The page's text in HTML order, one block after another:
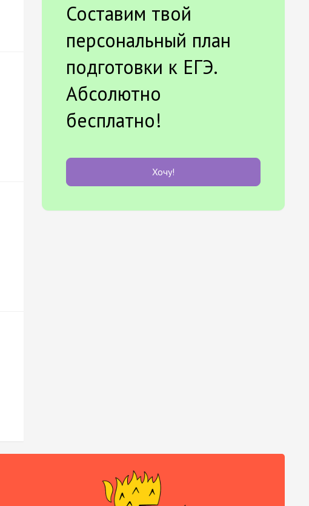
Составим твой
персональный план
подготовки к ЕГЭ.
Абсолютно
бесплатно!
Хочу!